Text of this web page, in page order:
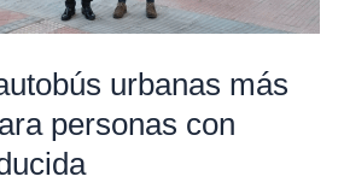
urbanas más
personas con